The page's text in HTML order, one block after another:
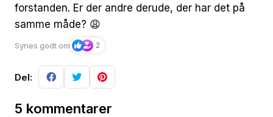
forstanden. Er der andre derude, der har det på
samme måde? 😩
Synes godt om 2
Del:
5 kommentarer